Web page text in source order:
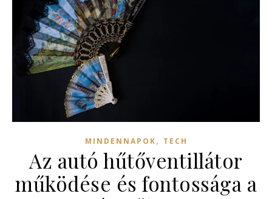
MINDENNAPOK, TECH
Az autó hűtőventillátor
működése és fontossága a